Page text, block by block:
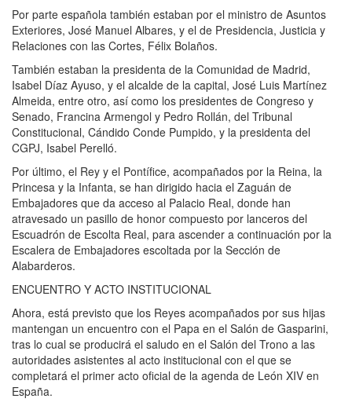
Por parte española también estaban por el ministro de Asuntos
Exteriores, José Manuel Albares, y el de Presidencia, Justicia y
Relaciones con las Cortes, Félix Bolaños.
También estaban la presidenta de la Comunidad de Madrid,
Isabel Díaz Ayuso, y el alcalde de la capital, José Luis Martínez
Almeida, entre otro, así como los presidentes de Congreso y
Senado, Francina Armengol y Pedro Rollán, del Tribunal
Constitucional, Cándido Conde Pumpido, y la presidenta del
CGPJ, Isabel Perelló.
Por último, el Rey y el Pontífice, acompañados por la Reina, la
Princesa y la Infanta, se han dirigido hacia el Zaguán de
Embajadores que da acceso al Palacio Real, donde han
atravesado un pasillo de honor compuesto por lanceros del
Escuadrón de Escolta Real, para ascender a continuación por la
Escalera de Embajadores escoltada por la Sección de
Alabarderos.
ENCUENTRO Y ACTO INSTITUCIONAL
Ahora, está previsto que los Reyes acompañados por sus hijas
mantengan un encuentro con el Papa en el Salón de Gasparini,
tras lo cual se producirá el saludo en el Salón del Trono a las
autoridades asistentes al acto institucional con el que se
completará el primer acto oficial de la agenda de León XIV en
España.